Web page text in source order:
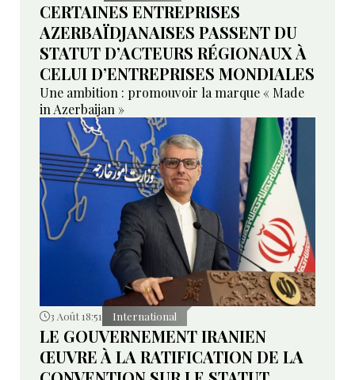
CERTAINES ENTREPRISES
AZERBAÏDJANAISES PASSENT DU
STATUT D’ACTEURS RÉGIONAUX À
CELUI D’ENTREPRISES MONDIALES
Une ambition : promouvoir la marque « Made
in Azerbaijan »
3 Août 18:51 International
LE GOUVERNEMENT IRANIEN
ŒUVRE À LA RATIFICATION DE LA